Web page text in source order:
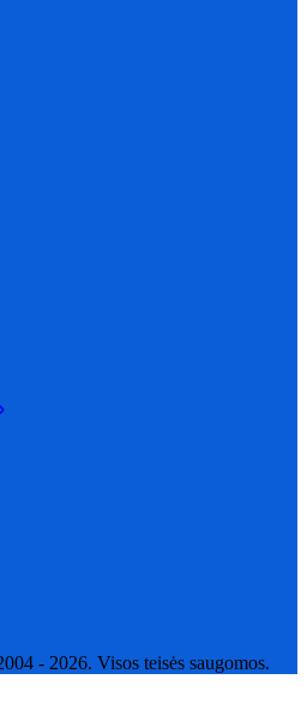
- 2026. Visos teisės saugomos.